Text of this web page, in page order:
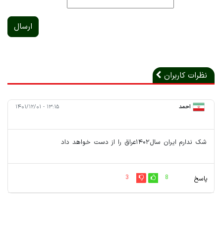
ارسال
نظرات کاربران
احمد ۱۳:۱۵ - ۱۴۰۱/۱۲/۰۱
شک ندارم ایران سال۱۴۰۲عراق را از دست خواهد داد
پاسخ 8
3